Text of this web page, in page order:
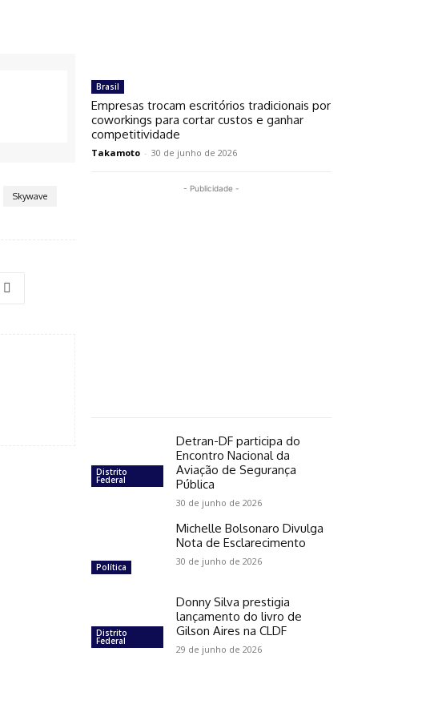
Skywave
Brasil
Empresas trocam escritórios tradicionais por
coworkings para cortar custos e ganhar
competitividade
Takamoto - 30 de junho de 2026
- Publicidade -
Distrito
Federal
Detran-DF participa do
Encontro Nacional da
Aviação de Segurança
Pública
30 de junho de 2026
Política
Michelle Bolsonaro Divulga
Nota de Esclarecimento
30 de junho de 2026
Distrito
Federal
Donny Silva prestigia
lançamento do livro de
Gilson Aires na CLDF
29 de junho de 2026